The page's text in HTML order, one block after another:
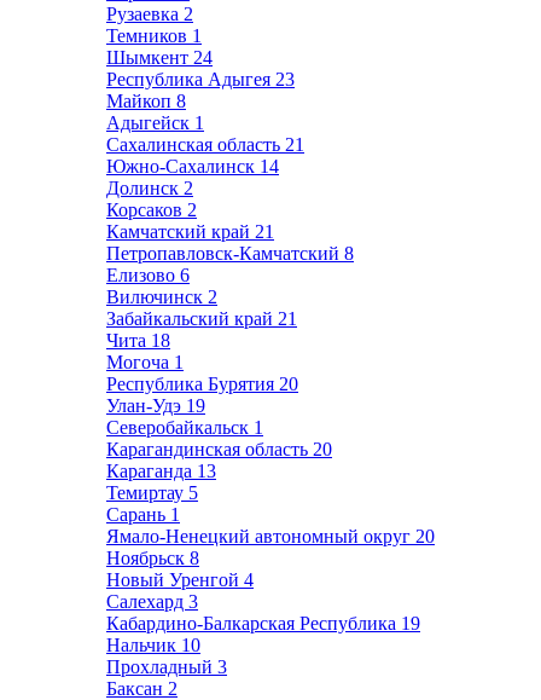
Рузаевка 2
Темников 1
Шымкент 24
Республика Адыгея 23
Майкоп 8
Адыгейск 1
Сахалинская область 21
Южно-Сахалинск 14
Долинск 2
Корсаков 2
Камчатский край 21
Петропавловск-Камчатский 8
Елизово 6
Вилючинск 2
Забайкальский край 21
Чита 18
Могоча 1
Республика Бурятия 20
Улан-Удэ 19
Северобайкальск 1
Карагандинская область 20
Караганда 13
Темиртау 5
Сарань 1
Ямало-Ненецкий автономный округ 20
Ноябрьск 8
Новый Уренгой 4
Салехард 3
Кабардино-Балкарская Республика 19
Нальчик 10
Прохладный 3
Баксан 2